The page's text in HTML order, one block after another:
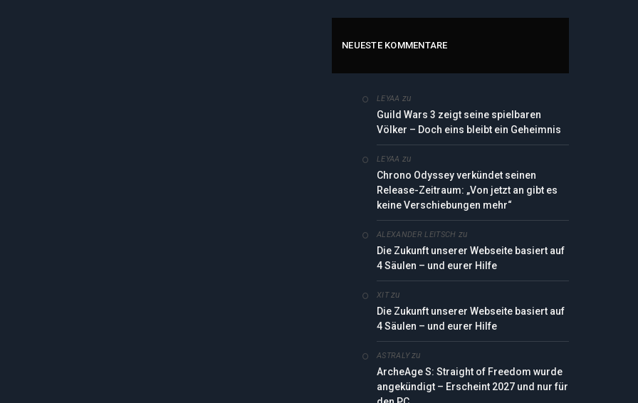
NEUESTE KOMMENTARE
LEYAA zu
Guild Wars 3 zeigt seine spielbaren
Völker – Doch eins bleibt ein Geheimnis
LEYAA zu
Chrono Odyssey verkündet seinen
Release-Zeitraum: „Von jetzt an gibt es
keine Verschiebungen mehr“
ALEXANDER LEITSCH zu
Die Zukunft unserer Webseite basiert auf
4 Säulen – und eurer Hilfe
XITzu
Die Zukunft unserer Webseite basiert auf
4 Säulen – und eurer Hilfe
ASTRALYzu
ArcheAge S: Straight of Freedom wurde
angekündigt – Erscheint 2027 und nur für